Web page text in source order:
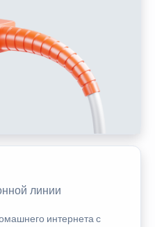
линии
интернета с